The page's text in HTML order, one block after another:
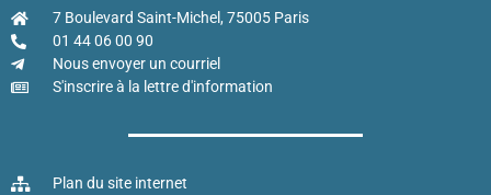
7 Boulevard Saint-Michel, 75005 Paris
01 44 06 00 90
Nous envoyer un courriel
S'inscrire à la lettre d'information
Plan du site internet